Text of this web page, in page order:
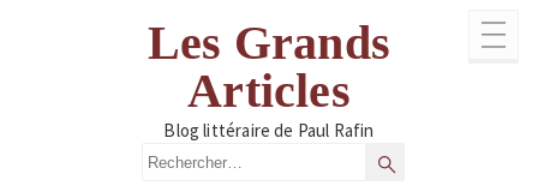
Les Grands
Articles
Blog littéraire de Paul Rafin
Rechercher Rechercher